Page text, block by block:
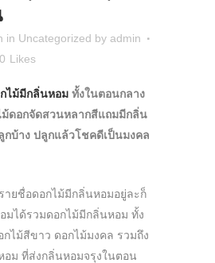
in Uncategorized by admin
0 Likes
ไม้มีกลิ่นหอม ทั้งในตอนกลาง
ดอกจัดสวนหลากสีแถมมีกลิ่น
บ้าง ปลูกแล้วโชคดีเป็นมงคล
ายชื่อดอกไม้มีกลิ่นหอมอยู่ละก็
มได้รวมดอกไม้มีกลิ่นหอม ทั้ง
กไม้สีขาว ดอกไม้มงคล รวมถึง
อม ที่ส่งกลิ่นหอมจรุงในตอน